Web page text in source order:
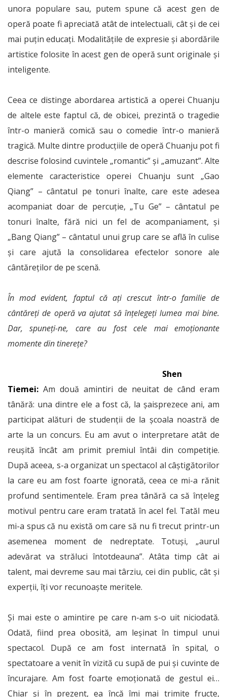
unora populare sau, putem spune că acest gen de
operă poate fi apreciată atât de intelectuali, cât și de cei
mai puțin educați. Modalitățile de expresie și abordările
artistice folosite în acest gen de operă sunt originale și
inteligente.
Ceea ce distinge abordarea artistică a operei Chuanju
de altele este faptul că, de obicei, prezintă o tragedie
într-o manieră comică sau o comedie într-o manieră
tragică. Multe dintre producțiile de operă Chuanju pot fi
descrise folosind cuvintele „romantic” și „amuzant”. Alte
elemente caracteristice operei Chuanju sunt „Gao
Qiang” – cântatul pe tonuri înalte, care este adesea
acompaniat doar de percuție, „Tu Ge” – cântatul pe
tonuri înalte, fără nici un fel de acompaniament, și
„Bang Qiang” – cântatul unui grup care se află în culise
și care ajută la consolidarea efectelor sonore ale
cântăreților de pe scenă.
În mod evident, faptul că ați crescut într-o familie de
cântăreți de operă va ajutat să înțelegeți lumea mai bine.
Dar, spuneți-ne, care au fost cele mai emoționante
momente din tinerețe?
Shen
Tiemei:Am două amintiri de neuitat de când eram
tânără: una dintre ele a fost că, la șaisprezece ani, am
participat alături de studenții de la școala noastră de
arte la un concurs. Eu am avut o interpretare atât de
reușită încât am primit premiul întâi din competiție.
După aceea, s-a organizat un spectacol al câștigătorilor
la care eu am fost foarte ignorată, ceea ce mi-a rănit
profund sentimentele. Eram prea tânără ca să înțeleg
motivul pentru care eram tratată în acel fel. Tatăl meu
mi-a spus că nu există om care să nu fi trecut printr-un
asemenea moment de nedreptate. Totuși, „aurul
adevărat va străluci întotdeauna”. Atâta timp cât ai
talent, mai devreme sau mai târziu, cei din public, cât și
experții, îți vor recunoaște meritele.
Și mai este o amintire pe care n-am s-o uit niciodată.
Odată, fiind prea obosită, am leșinat în timpul unui
spectacol. După ce am fost internată în spital, o
spectatoare a venit în vizită cu supă de pui și cuvinte de
încurajare. Am fost foarte emoționată de gestul ei…
Chiar și în prezent, ea încă îmi mai trimite fructe,